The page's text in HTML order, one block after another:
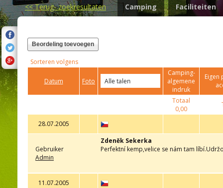
<<Terug- zoekresultaten Camping Faciliteiten
Beordeling toevoegen
Sorteren volgens
Datum Foto
Camping-
algemene
indruk
Eigen
Totaal
0,00
28.07.2005
Gebruiker
Admin
Zdeněk Sekerka
Perfektní kemp,velice se nám tam
11.07.2005